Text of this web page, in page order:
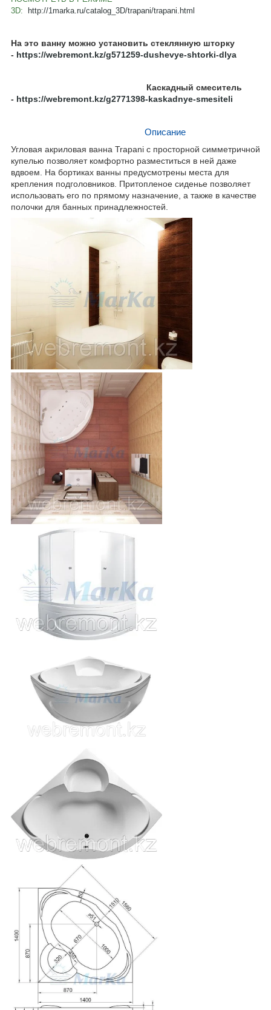
3D:
http://1marka.ru/catalog_3D/trapani/trapani.html
На это ванну можно установить стеклянную шторку
- https://webremont.kz/g571259-dushevye-shtorki-dlya
Каскадный смеситель
- https://webremont.kz/g2771398-kaskadnye-smesiteli
Описание
Угловая акриловая ванна Trapani с просторной симметричной
купелью позволяет комфортно разместиться в ней даже
вдвоем. На бортиках ванны предусмотрены места для
крепления подголовников. Притопленое сиденье позволяет
использовать его по прямому назначение, а также в качестве
полочки для банных принадлежностей.